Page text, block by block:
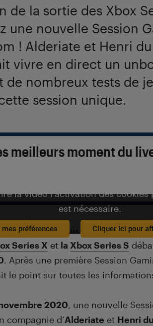
de la sortie des Xbox
une nouvelle Session
! Alderiate et Henri du
vivre en direct un
de nombreux tests de
session unique.
meilleurs moment du
la vidéo l’activation des
est nécessaire.
mes préférences Cliquer ici pour
de longs mois d’attente, les
Series X et la Xbox Series S
. Après une première Session
le point sur toutes les
2020, une nouvelle
compagnie d’Alderiate et Henri